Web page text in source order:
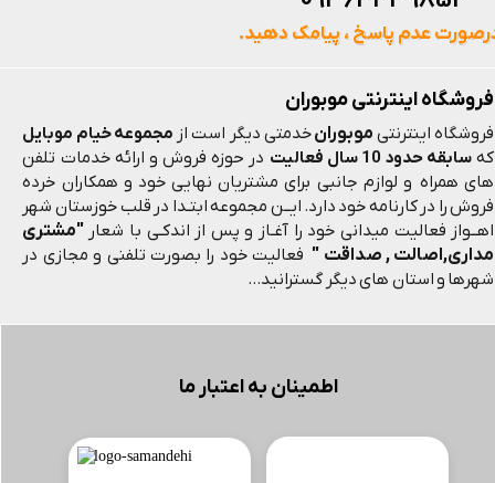
فروشگاه اینترنتی موبوران
فروشگاه اینترنتی موبورانخدمتی دیگر است از مجموعه خیام موبایل
که سابقه حدود 10 سال فعالیت
در حوزه فروش و ارائه خدمات تلفن
های همراه و لوازم جانبی برای مشتریان نهایی خود و همکاران خرده
فروش را در کارنامه خود دارد. ایــن مجموعه ابتـدا در قلب خوزستان شهر
اهــواز فعالیت میدانی خود را آغـاز و پس از اندکـی با شعار "مشتری
مداری,اصالت , صداقت " فعالیت خود را بصورت تلفنی و مجازی در
شهرها و استان های دیگر گسترانید...
اطمینان به اعتبار ما
عدم پاسخ ، پیامک دهید.